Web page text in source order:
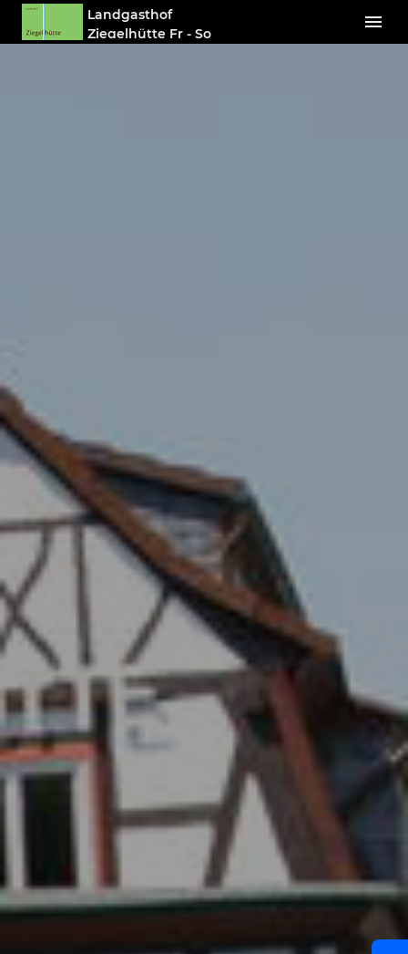
Landgasthof
Ziegelhütte Fr - So